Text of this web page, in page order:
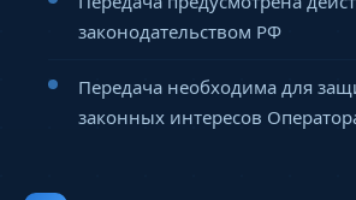
законодательством РФ
Передача необходима для
законных интересов